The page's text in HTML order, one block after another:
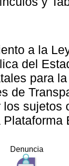
a la
del
para
de
sujetos
Plataforma
Denuncia